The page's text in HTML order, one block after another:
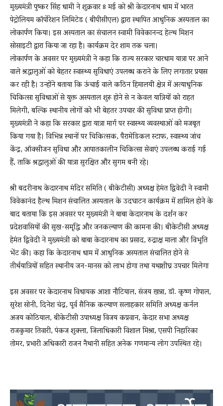
मुख्यमंत्री पुष्कर सिंह धामी ने शुक्रवार 8 मई को श्री केदारनाथ धाम में भारत
पेट्रोलियम कॉर्पोरेशन लिमिटेड ( बीपीसीएल) द्वारा स्थापित आधुनिक अस्पताल का
लोकार्पण किया। इस अस्पताल का संचालन स्वामी विवेकानन्द हेल्थ मिशन
सोसाइटी द्वारा किया जा रहा है। कार्यक्रम देर शाम तक चला।
लोकार्पण के अवसर पर मुख्यमंत्री ने कहा कि राज्य सरकार चारधाम यात्रा पर आने
वाले श्रद्धालुओं को बेहतर स्वास्थ्य सुविधाएं उपलब्ध कराने के लिए लगातार प्रयास
कर रही है। उन्होंने बताया कि ऊंचाई वाले कठिन हिमालयी क्षेत्र में अत्याधुनिक
चिकित्सा सुविधाओं से युक्त अस्पताल शुरू होने से न केवल यात्रियों को राहत
मिलेगी, बल्कि स्थानीय लोगों को भी बेहतर उपचार की सुविधा प्राप्त होगी।
मुख्यमंत्री ने कहा कि सरकार द्वारा यात्रा मार्ग पर स्वास्थ्य व्यवस्थाओं को मजबूत
किया गया है। विभिन्न स्थानों पर चिकित्सक, पैरामेडिकल स्टाफ, स्वास्थ्य जांच
केंद्र, ऑक्सीजन सुविधा और आपातकालीन चिकित्सा सेवाएं उपलब्ध कराई गई
हैं, ताकि श्रद्धालुओं की यात्रा सुरक्षित और सुगम बनी रहे।
श्री बदरीनाथ केदारनाथ मंदिर समिति ( बीकेटीसी) अध्यक्ष हेमंत द्विवेदी ने स्वामी
विवेकानंद हैल्थ मिशन संचालित अस्पताल के उदघाटन कार्यक्रम में शामिल होने के
बाद बताया कि इस अवसर पर मुख्यमंत्री ने बाबा केदारनाथ के दर्शन कर
प्रदेशवासियों की सुख-समृद्धि और जनकल्याण की कामना की। बीकेटीसी अध्यक्ष
हेमंत द्विवेदी ने मुख्यमंत्री को बाबा केदारनाथ का प्रसाद, रुद्राक्ष माला और विभूति
भेंट की। कहा कि केदारनाथ धाम में आधुनिक अस्पताल संचालित होने से
तीर्थयात्रियों सहित स्थानीय जन-मानस को लाभ होगा तथा यथाशीघ्र उपचार मिलेगा
इस अवसर पर केदारनाथ विधायक आशा नौटियाल, संजय खन्ना, डॉ. कृष्ण गोपाल,
सुरेश सोनी, दिनेश चंद्र, पूर्व सैनिक कल्याण सलाहकार समिति अध्यक्ष कर्नल
अजय कोठियाल, बीकेटीसी उपाध्यक्ष विजय कप्रवान, केदार सभा अध्यक्ष
राजकुमार तिवारी, पंकज शुक्ला, जिलाधिकारी विशाल मिश्रा, एसपी निहारिका
तोमर, प्रभारी अधिकारी राजन नैथानी सहित अनेक गणमान्य लोग उपस्थित रहे।